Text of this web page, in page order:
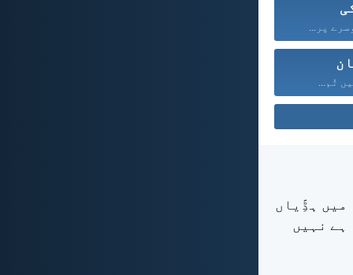
پر...
تُم...
میں ہڈِّیاں
ہے نہیں